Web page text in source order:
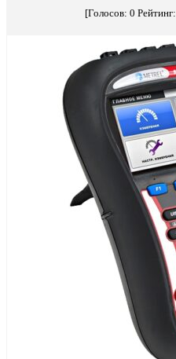
[Голосов: 0 Рейтинг: